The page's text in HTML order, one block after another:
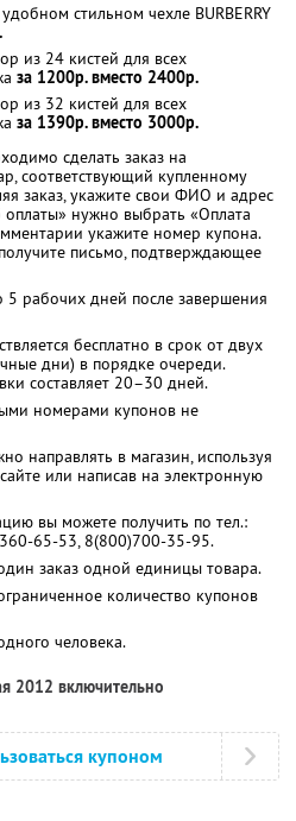
стильном чехле BURBERRY
из 24 кистей для всех
за 1200р. вместо 2400р.
из 32 кистей для всех
за 1390р. вместо 3000р.
сделать заказ на
соответствующий купленному
заказ, укажите свои ФИО и адрес
нужно выбрать «Оплата
укажите номер купона.
письмо, подтверждающее
5 рабочих дней после завершения
бесплатно в срок от двух
дни) в порядке очереди.
составляет 20–30 дней.
номерами купонов не
направлять в магазин, используя
или написав на электронную
вы можете получить по тел.:
65-53, 8(800)700-35-95.
заказ одной единицы товара.
количество купонов
человека.
2012 включительно
купоном